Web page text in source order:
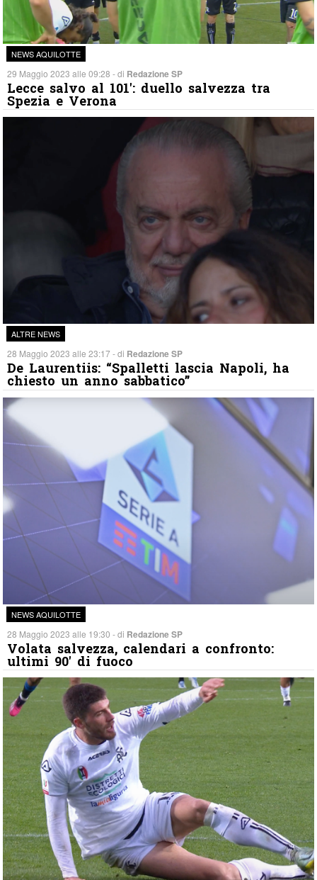
NEWS AQUILOTTE
29 Maggio 2023 alle 09:28 - di Redazione SP
Lecce salvo al 101′: duello salvezza tra
Spezia e Verona
ALTRE NEWS
28 Maggio 2023 alle 23:17 - di Redazione SP
De Laurentiis: “Spalletti lascia Napoli, ha
chiesto un anno sabbatico”
NEWS AQUILOTTE
28 Maggio 2023 alle 19:30 - di Redazione SP
Volata salvezza, calendari a confronto:
ultimi 90′ di fuoco